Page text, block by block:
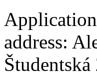
address: